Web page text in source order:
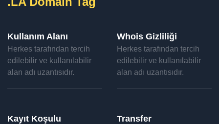
Kullanım Alanı
Herkes tarafından tercih
edilebilir ve kullanılabilir
alan adı uzantısıdır.
Whois Gizliliği
Herkes tarafından tercih
edilebilir ve kullanılabilir
alan adı uzantısıdır.
Kayıt Koşulu Transfer